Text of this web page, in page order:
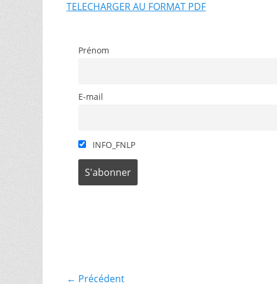
TELECHARGER AU FORMAT PDF
Prénom
E-mail
INFO_FNLP
← Précédent